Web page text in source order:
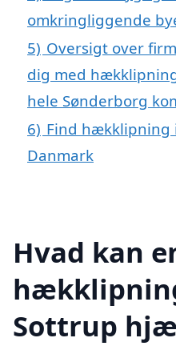
omkringliggende
5) Oversigt over
dig med
hele Sønderborg
6) Find hækklipning
Danmark
Hvad kan
Sottrup